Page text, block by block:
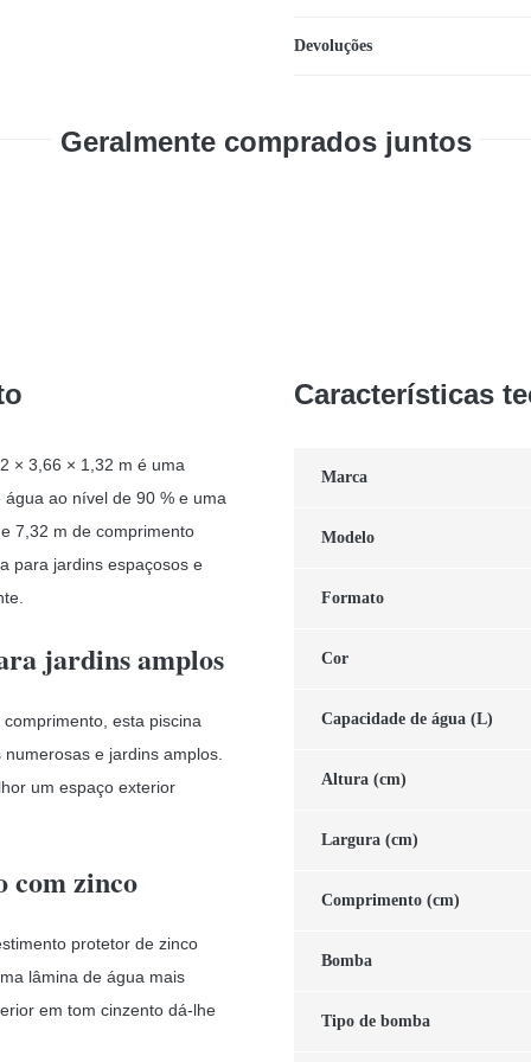
Devoluções
Geralmente comprados juntos
× 3,66 × 1,32 m é uma
ao nível de 90 % e uma
7,32 m de comprimento
para jardins espaçosos e
jardins amplos
esta piscina
e jardins amplos.
um espaço exterior
com zinco
protetor de zinco
lâmina de água mais
em tom cinzento dá-lhe
Características
Marca
Modelo
Formato
Cor
Capacidade de água (L)
Altura (cm)
Largura (cm)
Comprimento (cm)
Bomba
Tipo de bomba